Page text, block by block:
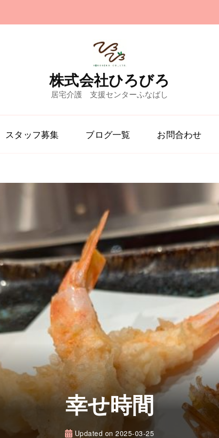
株式会社ひろびろ
居宅介護 支援センターふなばし
スタッフ募集 ブログ一覧 お問合わせ
幸せ時間
Updated on2025-03-25